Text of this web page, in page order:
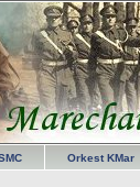
Orkest KMar